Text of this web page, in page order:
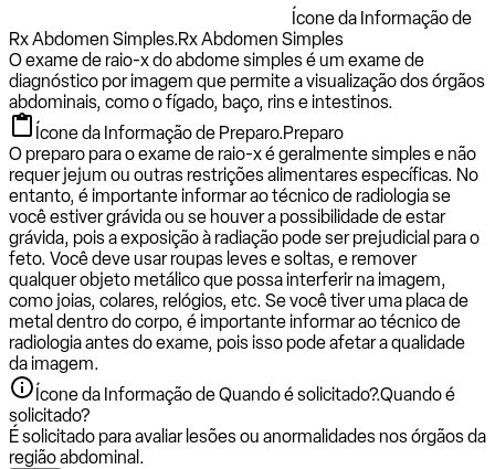
Ícone da Informação de
Rx Abdomen Simples.Rx Abdomen Simples
O exame de raio-x do abdome simples é um exame de
diagnóstico por imagem que permite a visualização dos órgãos
abdominais, como o fígado, baço, rins e intestinos.
Ícone da Informação de Preparo.Preparo
O preparo para o exame de raio-x é geralmente simples e não
requer jejum ou outras restrições alimentares específicas. No
entanto, é importante informar ao técnico de radiologia se
você estiver grávida ou se houver a possibilidade de estar
grávida, pois a exposição à radiação pode ser prejudicial para o
feto. Você deve usar roupas leves e soltas, e remover
qualquer objeto metálico que possa interferir na imagem,
como joias, colares, relógios, etc. Se você tiver uma placa de
metal dentro do corpo, é importante informar ao técnico de
radiologia antes do exame, pois isso pode afetar a qualidade
da imagem.
Ícone da Informação de Quando é solicitado?.Quando é
solicitado?
É solicitado para avaliar lesões ou anormalidades nos órgãos da
região abdominal.